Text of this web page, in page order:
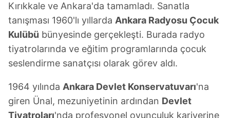
Kırıkkale ve Ankara'da tamamladı. Sanatla
tanışması 1960'lı yıllarda Ankara Radyosu Çocuk
Kulübü bünyesinde gerçekleşti. Burada radyo
tiyatrolarında ve eğitim programlarında çocuk
seslendirme sanatçısı olarak görev aldı.
1964 yılında Ankara Devlet Konservatuvarı'na
giren Ünal, mezuniyetinin ardından Devlet
Tiyatroları'nda profesyonel oyunculuk kariyerine